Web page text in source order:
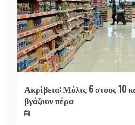
Ακρίβεια: Μόλις 6 στους 10
βγάζουν πέρα